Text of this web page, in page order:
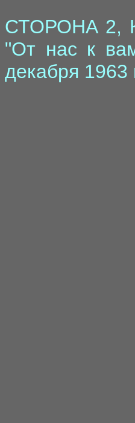
СТОРОНА 2,
"От нас к
декабря 1963